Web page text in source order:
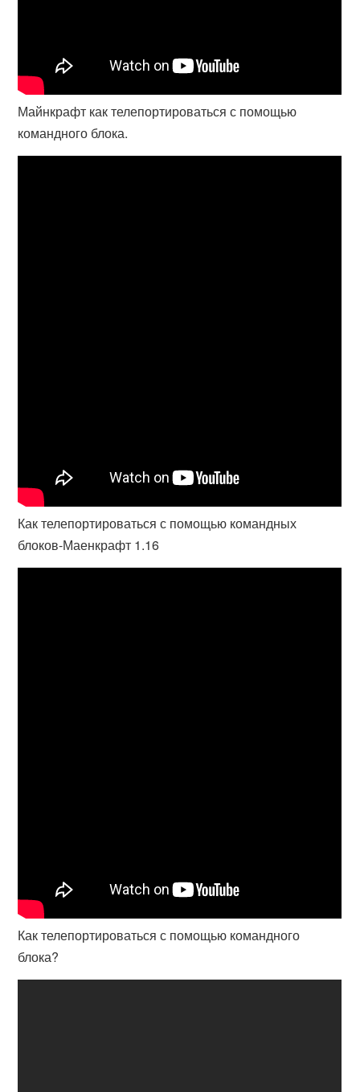
Майнкрафт как телепортироваться с помощью
командного блока.
Как телепортироваться с помощью командных
блоков-Маенкрафт 1.16
Как телепортироваться с помощью командного
блока?